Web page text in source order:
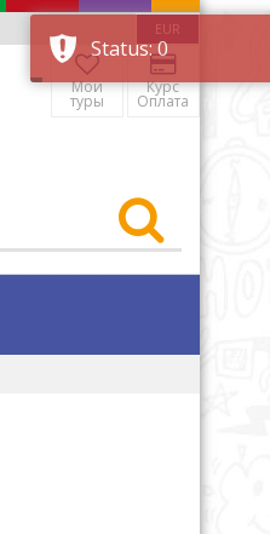
EUR
Мои
туры
Курс
Оплата